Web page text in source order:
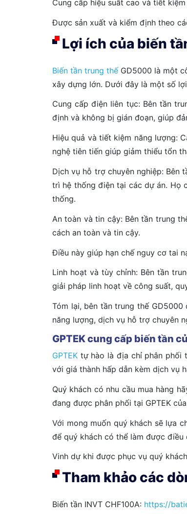
Cung cấp hiệu suất cao và tiết
Được sản xuất và kiểm định theo
Lợi ích của biến
Biến tần trung thếGD5000 là một
xây dựng lớn. Dưới đây là một số
Cung cấp điện liên tục: Bên tần
định và không bị gián đoạn, giúp
Hiệu quả và tiết kiệm năng lượng:
nghệ tiên tiến giúp giảm thiểu tổn
Dịch vụ hỗ trợ chuyên nghiệp: Bên
trì hệ thống điện tại các dự án. Họ
thống.
An toàn và tin cậy: Bên tần trung
cách an toàn và tin cậy.
Điều này giúp hạn chế nguy cơ tai
Linh hoạt và tùy chỉnh: Bên tần
giải pháp linh hoạt về công suất,
Tóm lại, bên tần trung thế
năng lượng, dịch vụ hỗ trợ chuyên
GPTEK cung cấp biến tần
GPTEK tự hào là địa chỉ phân phối
với giá thành hấp dẫn kèm dịch vụ
Quý khách có nhu cầu mua hàng
đang được phân phối tại GPTEK
Với mong muốn quý khách sẽ lựa
để quý khách có thể làm được điều
Vinh dự khi được phục vụ quý
Tham khảo các
Biến tần INVT CHF100A: https://